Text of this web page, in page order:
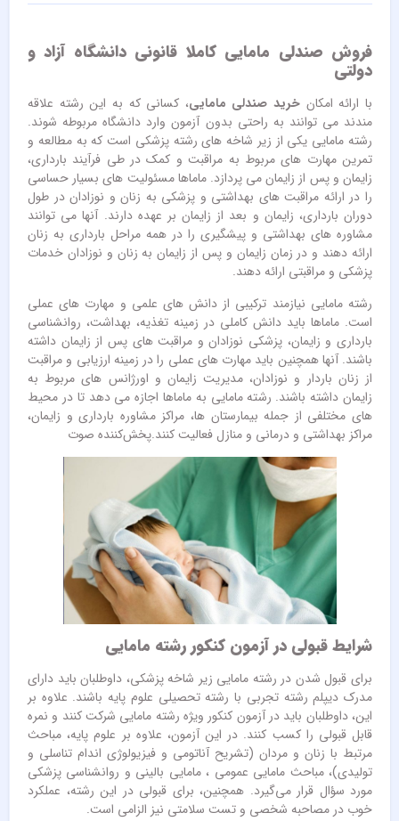
فروش صندلی مامایی کاملا قانونی دانشگاه آزاد و
دولتی
با ارائه امکان خرید صندلی مامایی، کسانی که به این رشته علاقه
مندند می توانند به راحتی بدون آزمون وارد دانشگاه مربوطه شوند.
رشته مامایی یکی از زیر شاخه های رشته پزشکی است که به مطالعه و
تمرین مهارت های مربوط به مراقبت و کمک در طی فرآیند بارداری،
زایمان و پس از زایمان می پردازد. ماماها مسئولیت های بسیار حساسی
را در ارائه مراقبت های بهداشتی و پزشکی به زنان و نوزادان در طول
دوران بارداری، زایمان و بعد از زایمان بر عهده دارند. آنها می توانند
مشاوره های بهداشتی و پیشگیری را در همه مراحل بارداری به زنان
ارائه دهند و در زمان زایمان و پس از زایمان به زنان و نوزادان خدمات
پزشکی و مراقبتی ارائه دهند.
رشته مامایی نیازمند ترکیبی از دانش های علمی و مهارت های عملی
است. ماماها باید دانش کاملی در زمینه تغذیه، بهداشت، روانشناسی
بارداری و زایمان، پزشکی نوزادان و مراقبت های پس از زایمان داشته
باشند. آنها همچنین باید مهارت های عملی را در زمینه ارزیابی و مراقبت
از زنان باردار و نوزادان، مدیریت زایمان و اورژانس های مربوط به
زایمان داشته باشند. رشته مامایی به ماماها اجازه می دهد تا در محیط
های مختلفی از جمله بیمارستان ها، مراکز مشاوره بارداری و زایمان،
مراکز بهداشتی و درمانی و منازل فعالیت کنند.پخش‌کننده صوت
شرایط قبولی در آزمون کنکور رشته مامایی
برای قبول شدن در رشته مامایی زیر شاخه پزشکی، داوطلبان باید دارای
مدرک دیپلم رشته تجربی با رشته تحصیلی علوم پایه باشند. علاوه بر
این، داوطلبان باید در آزمون کنکور ویژه رشته مامایی شرکت کنند و نمره
قابل قبولی را کسب کنند. در این آزمون، علاوه بر علوم پایه، مباحث
مرتبط با زنان و مردان (تشریح آناتومی و فیزیولوژی اندام تناسلی و
تولیدی)، مباحث مامایی عمومی ، مامایی بالینی و روانشناسی پزشکی
مورد سؤال قرار می‌گیرد. همچنین، برای قبولی در این رشته، عملکرد
خوب در مصاحبه شخصی و تست سلامتی نیز الزامی است.